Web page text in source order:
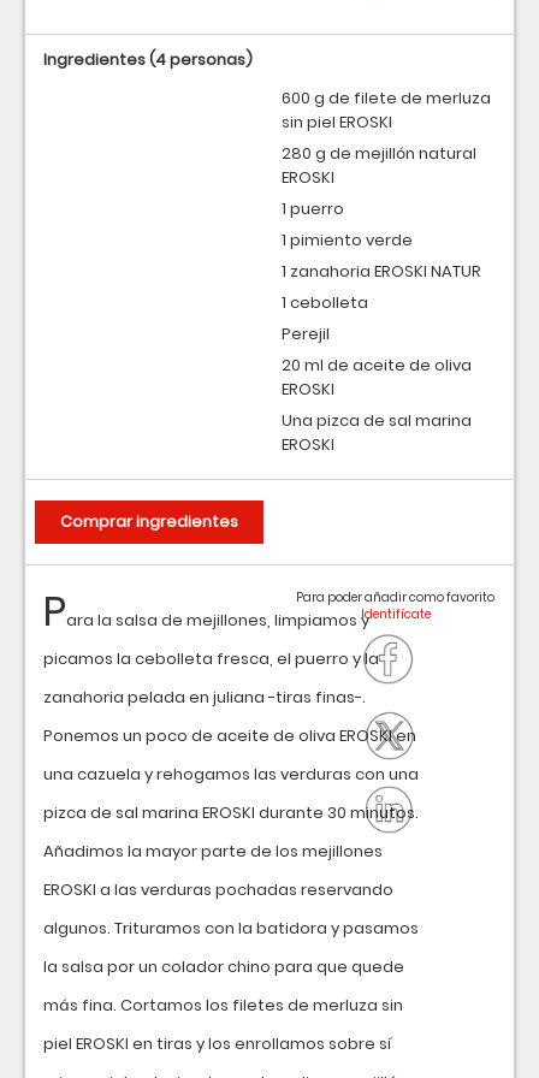
Para la salsa de mejillones, limpiamos y
picamos la cebolleta fresca, el puerro y la
zanahoria pelada en juliana -tiras finas-.
Ponemos un poco de aceite de oliva EROSKI en
una cazuela y rehogamos las verduras con una
pizca de sal marina EROSKI durante 30 minutos.
Añadimos la mayor parte de los mejillones
EROSKI a las verduras pochadas reservando
algunos. Trituramos con la batidora y pasamos
la salsa por un colador chino para que quede
más fina. Cortamos los filetes de merluza sin
piel EROSKI en tiras y los enrollamos sobre sí
Para poder añadir como favorito
Ingredientes(4 personas)
600 g de filete de merluza
sin piel EROSKI
280 g de mejillón natural
EROSKI
1 puerro
1 pimiento verde
1 zanahoria EROSKI NATUR
1 cebolleta
Perejil
20 ml de aceite de oliva
EROSKI
Una pizca de sal marina
EROSKI
Comprar ingredientes